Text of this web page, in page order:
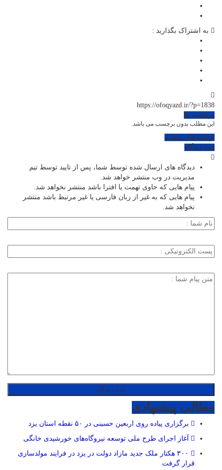
به اشتراک بگذارید :
https://ofoqyazd.ir/?p=1838
برچسب ها
این مطلب بدون برچسب می باشد.
نوشته های مشابه
ثبت دیدگاه
دیدگاه های ارسال شده توسط شما، پس از تایید توسط تیم
مدیریت در وب منتشر خواهد شد.
پیام هایی که حاوی تهمت یا افترا باشد منتشر نخواهد شد.
پیام هایی که به غیر از زبان فارسی یا غیر مرتبط باشد منتشر
نخواهد شد.
مطالب پیشنهادی
برگزاری پیاده روی اربعین حسینی در ۵۰ نقطه استان یزد
آغاز اجرای طرح ملی توسعه نیروگاه‌های خورشیدی خانگی
۳۰۰ هکتار ملک جدید مازاد دولت در یزد در فرایند مولدسازی
قرار گرفت